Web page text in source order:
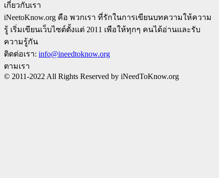
เกี่ยวกับเรา
iNeetoKnow.org คือ พวกเรา ที่รักในการเขียนบทความให้ความ
รู้ เริ่มเขียนเว็บไซต์ตั้งแต่ 2011 เพือให้ทุกๆ คนได้อ่านและรับ
ความรู้กัน
ติดต่อเรา: info@ineedtoknow.org
ตามเรา
© 2011-2022 All Rights Reserved by iNeedToKnow.org